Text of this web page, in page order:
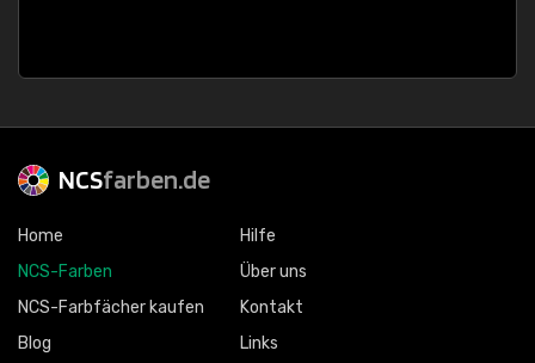
NCSfarben.de
Home
NCS-Farben
NCS-Farbfächer kaufen
Blog
Hilfe
Über uns
Kontakt
Links